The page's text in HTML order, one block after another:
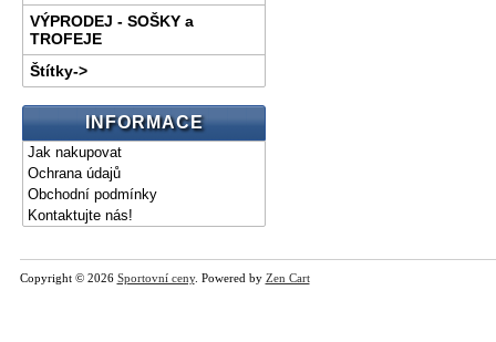
VÝPRODEJ - SOŠKY a
TROFEJE
Štítky->
INFORMACE
Jak nakupovat
Ochrana údajů
Obchodní podmínky
Kontaktujte nás!
Copyright © 2026 Sportovní ceny. Powered by Zen Cart